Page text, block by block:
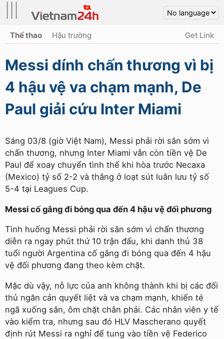
Thể thao Hậu trường Get Link
Messi dính chấn thương vì bị
4 hậu vệ va chạm mạnh, De
Paul giải cứu Inter Miami
Sáng 03/8 (giờ Việt Nam), Messi phải rời sân sớm vì
chấn thương, nhưng Inter Miami vẫn còn tiền vệ De
Paul để xoay chuyển tình thế khi hòa trước Necaxa
(Mexico) tỷ số 2-2 và thắng ở loạt sút luân lưu tỷ số
5-4 tại Leagues Cup.
Messi cố gắng đi bóng qua đến 4 hậu vệ đối phương
Tình huống Messi phải rời sân sớm vì chấn thương
diễn ra ngay phút thứ 10 trận đấu, khi danh thủ 38
tuổi người Argentina cố gắng đi bóng qua đến 4 hậu
vệ đối phương đang theo kèm chặt.
Mặc dù vậy, nỗ lực của anh không thành khi bị các đối
thủ ngăn cản quyết liệt và va chạm mạnh, khiến té
ngã xuống sân, ôm chặt chân phải. Các nhân viên y tế
vào kiểm tra, nhưng sau đó HLV Mascherano quyết
định rút Messi ra nghỉ để tung vào tiền vệ Federico